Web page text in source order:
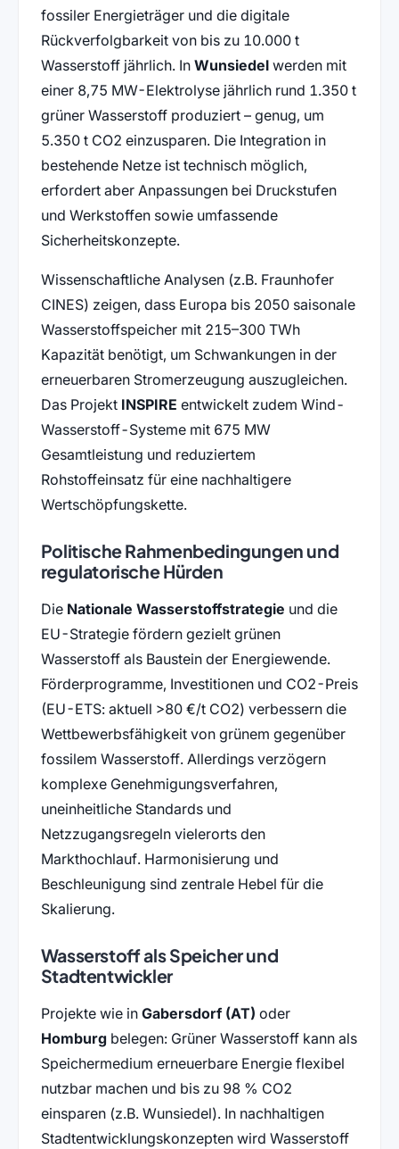
fossiler Energieträger und die digitale
Rückverfolgbarkeit von bis zu 10.000 t
Wasserstoff jährlich. In Wunsiedelwerden mit
einer 8,75 MW-Elektrolyse jährlich rund 1.350 t
grüner Wasserstoff produziert – genug, um
5.350 t CO2 einzusparen. Die Integration in
bestehende Netze ist technisch möglich,
erfordert aber Anpassungen bei Druckstufen
und Werkstoffen sowie umfassende
Sicherheitskonzepte.
Wissenschaftliche Analysen (z.B. Fraunhofer
CINES) zeigen, dass Europa bis 2050 saisonale
Wasserstoffspeicher mit 215–300 TWh
Kapazität benötigt, um Schwankungen in der
erneuerbaren Stromerzeugung auszugleichen.
Das Projekt INSPIRE entwickelt zudem Wind-
Wasserstoff-Systeme mit 675 MW
Gesamtleistung und reduziertem
Rohstoffeinsatz für eine nachhaltigere
Wertschöpfungskette.
Politische Rahmenbedingungen und
regulatorische Hürden
Die Nationale Wasserstoffstrategie und die
EU-Strategie fördern gezielt grünen
Wasserstoff als Baustein der Energiewende.
Förderprogramme, Investitionen und CO2-Preis
(EU-ETS: aktuell >80 €/t CO2) verbessern die
Wettbewerbsfähigkeit von grünem gegenüber
fossilem Wasserstoff. Allerdings verzögern
komplexe Genehmigungsverfahren,
uneinheitliche Standards und
Netzzugangsregeln vielerorts den
Markthochlauf. Harmonisierung und
Beschleunigung sind zentrale Hebel für die
Skalierung.
Wasserstoff als Speicher und
Stadtentwickler
Projekte wie in Gabersdorf (AT) oder
Homburgbelegen: Grüner Wasserstoff kann als
Speichermedium erneuerbare Energie flexibel
nutzbar machen und bis zu 98 % CO2
einsparen (z.B. Wunsiedel). In nachhaltigen
Stadtentwicklungskonzepten wird Wasserstoff